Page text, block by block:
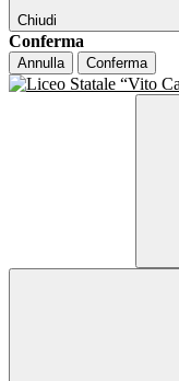
Chiudi
Conferma
Annulla Conferma